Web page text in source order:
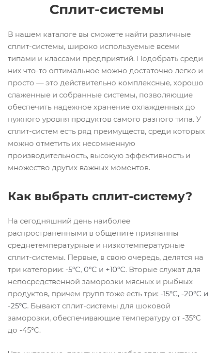
Сплит-системы
В нашем каталоге вы сможете найти различные
сплит-системы, широко используемые всеми
типами и классами предприятий. Подобрать среди
них что-то оптимальное можно достаточно легко и
просто — это действительно комплексные, хорошо
слаженные и собранные системы, позволяющие
обеспечить надежное хранение охлажденных до
нужного уровня продуктов самого разного типа. У
сплит-систем есть ряд преимуществ, среди которых
можно отметить их несомненную
производительность, высокую эффективность и
множество других важных моментов.
Как выбрать сплит-систему?
На сегодняшний день наиболее
распространенными в общепите признанны
среднетемпературные и низкотемпературные
сплит-системы. Первые, в свою очередь, делятся на
три категории: -5°C, 0°C и +10°C. Вторые служат для
непосредственной заморозки мясных и рыбных
продуктов, причем групп тоже есть три: -15°C, -20°C и
-25°C. Бывают сплит-системы для шоковой
заморозки, обеспечивающие температуру от -35°C
до -45°C.